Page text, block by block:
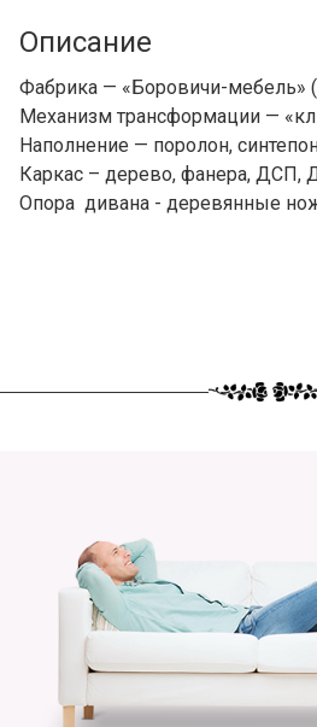
Описание
Фабрика — «Боровичи-мебель»
Механизм трансформации —
Наполнение — поролон,
Каркас – дерево, фанера, ДСП,
Опора дивана - деревянные